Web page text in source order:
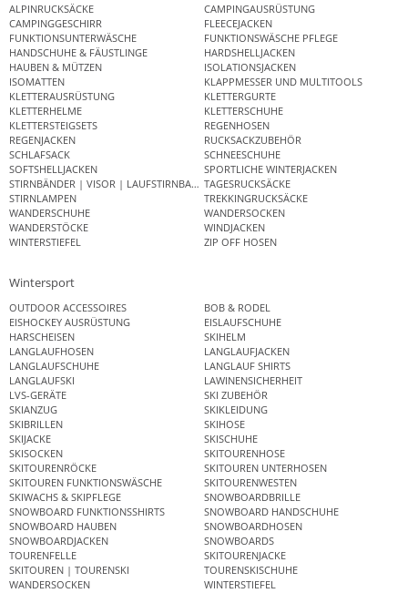
ALPINRUCKSÄCKE
CAMPINGAUSRÜSTUNG
CAMPINGGESCHIRR
FLEECEJACKEN
FUNKTIONSUNTERWÄSCHE
FUNKTIONSWÄSCHE PFLEGE
HANDSCHUHE & FÄUSTLINGE
HARDSHELLJACKEN
HAUBEN & MÜTZEN
ISOLATIONSJACKEN
ISOMATTEN
KLAPPMESSER UND MULTITOOLS
KLETTERAUSRÜSTUNG
KLETTERGURTE
KLETTERHELME
KLETTERSCHUHE
KLETTERSTEIGSETS
REGENHOSEN
REGENJACKEN
RUCKSACKZUBEHÖR
SCHLAFSACK
SCHNEESCHUHE
SOFTSHELLJACKEN
SPORTLICHE WINTERJACKEN
STIRNBÄNDER | VISOR | LAUFSTIRNBANDTAGESRUCKSÄCKE
STIRNLAMPEN
TREKKINGRUCKSÄCKE
WANDERSCHUHE
WANDERSOCKEN
WANDERSTÖCKE
WINDJACKEN
WINTERSTIEFEL
ZIP OFF HOSEN
Wintersport
OUTDOOR ACCESSOIRES
BOB & RODEL
EISHOCKEY AUSRÜSTUNG
EISLAUFSCHUHE
HARSCHEISEN
SKIHELM
LANGLAUFHOSEN
LANGLAUFJACKEN
LANGLAUFSCHUHE
LANGLAUF SHIRTS
LANGLAUFSKI
LAWINENSICHERHEIT
LVS-GERÄTE
SKI ZUBEHÖR
SKIANZUG
SKIKLEIDUNG
SKIBRILLEN
SKIHOSE
SKIJACKE
SKISCHUHE
SKISOCKEN
SKITOURENHOSE
SKITOURENRÖCKE
SKITOUREN UNTERHOSEN
SKITOUREN FUNKTIONSWÄSCHE
SKITOURENWESTEN
SKIWACHS & SKIPFLEGE
SNOWBOARDBRILLE
SNOWBOARD FUNKTIONSSHIRTS
SNOWBOARD HANDSCHUHE
SNOWBOARD HAUBEN
SNOWBOARDHOSEN
SNOWBOARDJACKEN
SNOWBOARDS
TOURENFELLE
SKITOURENJACKE
SKITOUREN | TOURENSKI
TOURENSKISCHUHE
WANDERSOCKEN
WINTERSTIEFEL